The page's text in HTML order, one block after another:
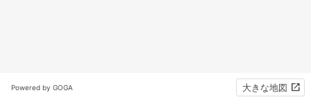
Powered by GOGA 大きな地図